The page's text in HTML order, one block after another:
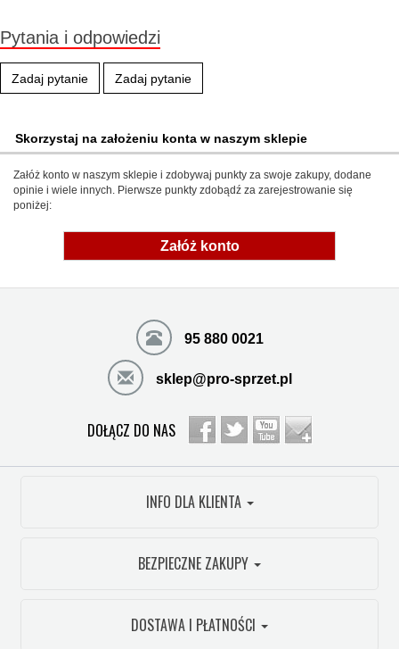
Pytania i odpowiedzi
Zadaj pytanie Zadaj pytanie
Skorzystaj na założeniu konta w naszym sklepie
Załóż konto w naszym sklepie i zdobywaj punkty za swoje zakupy, dodane
opinie i wiele innych. Pierwsze punkty zdobądź za zarejestrowanie się
poniżej:
Załóż konto
95 880 0021
sklep@pro-sprzet.pl
DOŁĄCZ DO NAS
INFO DLA KLIENTA
BEZPIECZNE ZAKUPY
DOSTAWA I PŁATNOŚCI